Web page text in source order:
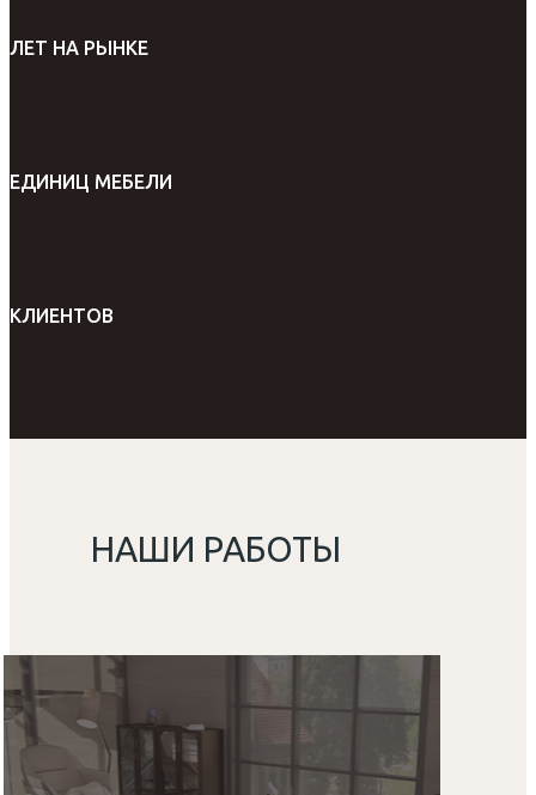
ЛЕТ НА РЫНКЕ
ЕДИНИЦ МЕБЕЛИ
КЛИЕНТОВ
НАШИ РАБОТЫ